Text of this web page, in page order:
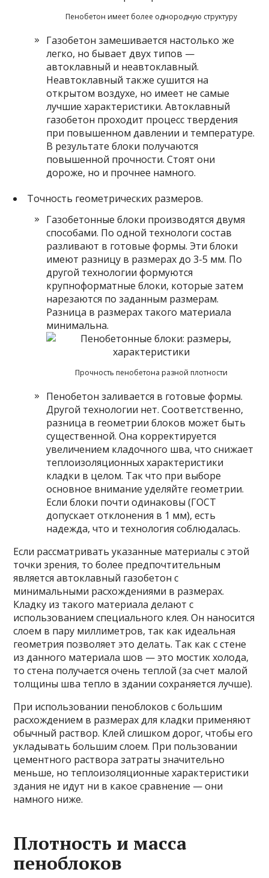
Пенобетон имеет более однородную структуру
Газобетон замешивается настолько же
легко, но бывает двух типов —
автоклавный и неавтоклавный.
Неавтоклавный также сушится на
открытом воздухе, но имеет не самые
лучшие характеристики. Автоклавный
газобетон проходит процесс твердения
при повышенном давлении и температуре.
В результате блоки получаются
повышенной прочности. Стоят они
дороже, но и прочнее намного.
Точность геометрических размеров.
Газобетонные блоки производятся двумя
способами. По одной технологи состав
разливают в готовые формы. Эти блоки
имеют разницу в размерах до 3-5 мм. По
другой технологии формуются
крупноформатные блоки, которые затем
нарезаются по заданным размерам.
Разница в размерах такого материала
минимальна.
Прочность пенобетона разной плотности
Пенобетон заливается в готовые формы.
Другой технологии нет. Соответственно,
разница в геометрии блоков может быть
существенной. Она корректируется
увеличением кладочного шва, что снижает
теплоизоляционных характеристики
кладки в целом. Так что при выборе
основное внимание уделяйте геометрии.
Если блоки почти одинаковы (ГОСТ
допускает отклонения в 1 мм), есть
надежда, что и технология соблюдалась.
Если рассматривать указанные материалы с этой
точки зрения, то более предпочтительным
является автоклавный газобетон с
минимальными расхождениями в размерах.
Кладку из такого материала делают с
использованием специального клея. Он наносится
слоем в пару миллиметров, так как идеальная
геометрия позволяет это делать. Так как с стене
из данного материала шов — это мостик холода,
то стена получается очень теплой (за счет малой
толщины шва тепло в здании сохраняется лучше).
При использовании пеноблоков с большим
расхождением в размерах для кладки применяют
обычный раствор. Клей слишком дорог, чтобы его
укладывать большим слоем. При пользовании
цементного раствора затраты значительно
меньше, но теплоизоляционные характеристики
здания не идут ни в какое сравнение — они
намного ниже.
Плотность и масса
пеноблоков